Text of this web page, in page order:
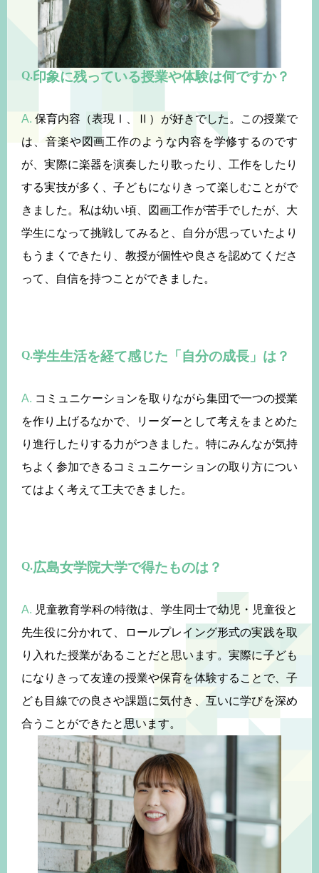
印象に残っている授業や体験は何ですか？
A.
は、音楽や図画工作のような内容を学修するのです
が、実際に楽器を演奏したり歌ったり、工作をしたり
する実技が多く、子どもになりきって楽しむことがで
きました。私は幼い頃、図画工作が苦手でしたが、大
学生になって挑戦してみると、自分が思っていたより
もうまくできたり、教授が個性や良さを認めてくださ
って、自信を持つことができました。
学生生活を経て感じた「自分の成長」は？
A.
を作り上げるなかで、リーダーとして考えをまとめた
り進行したりする力がつきました。特にみんなが気持
ちよく参加できるコミュニケーションの取り方につい
てはよく考えて工夫できました。
広島女学院大学で得たものは？
A.
先生役に分かれて、ロールプレイング形式の実践を取
り入れた授業があることだと思います。実際に子ども
になりきって友達の授業や保育を体験することで、子
ども目線での良さや課題に気付き、互いに学びを深め
合うことができたと思います。